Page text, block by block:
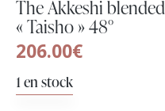
The Akkeshi
« Taisho » 48°
206.00€
1 en stock